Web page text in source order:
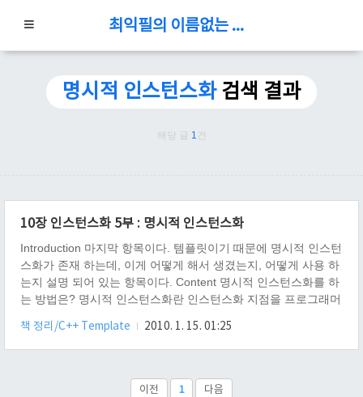
최익필의 이름없는 블로그
명시적 인스턴스화 검색 결과
해당 글 1 건
10장 인스턴스화 5부 : 명시적 인스턴스화
Introduction 마지막 항목이다. 템플릿이기 때문에 명시적 인스턴
스화가 존재 하는데, 이게 어떻게 해서 생겼는지, 어떻게 사용 하
는지 설명 되어 있는 항목이다. Content 명시적 인스턴스화를 하
는 방법은? 명시적 인스턴스화란 인스턴스화 지점을 프로그래머
를 붙여 주면 되는데, 다음 예제를 보자. 책에 있는 예제 template
void f( T ) throw(T) { } // 함수 템플릿을 명시적 인스턴스화한 예
throw(float); template void f(long) throw(long); template void f..
책 정리/C++ Template 2010. 1. 15. 01:25
이전 1 다음